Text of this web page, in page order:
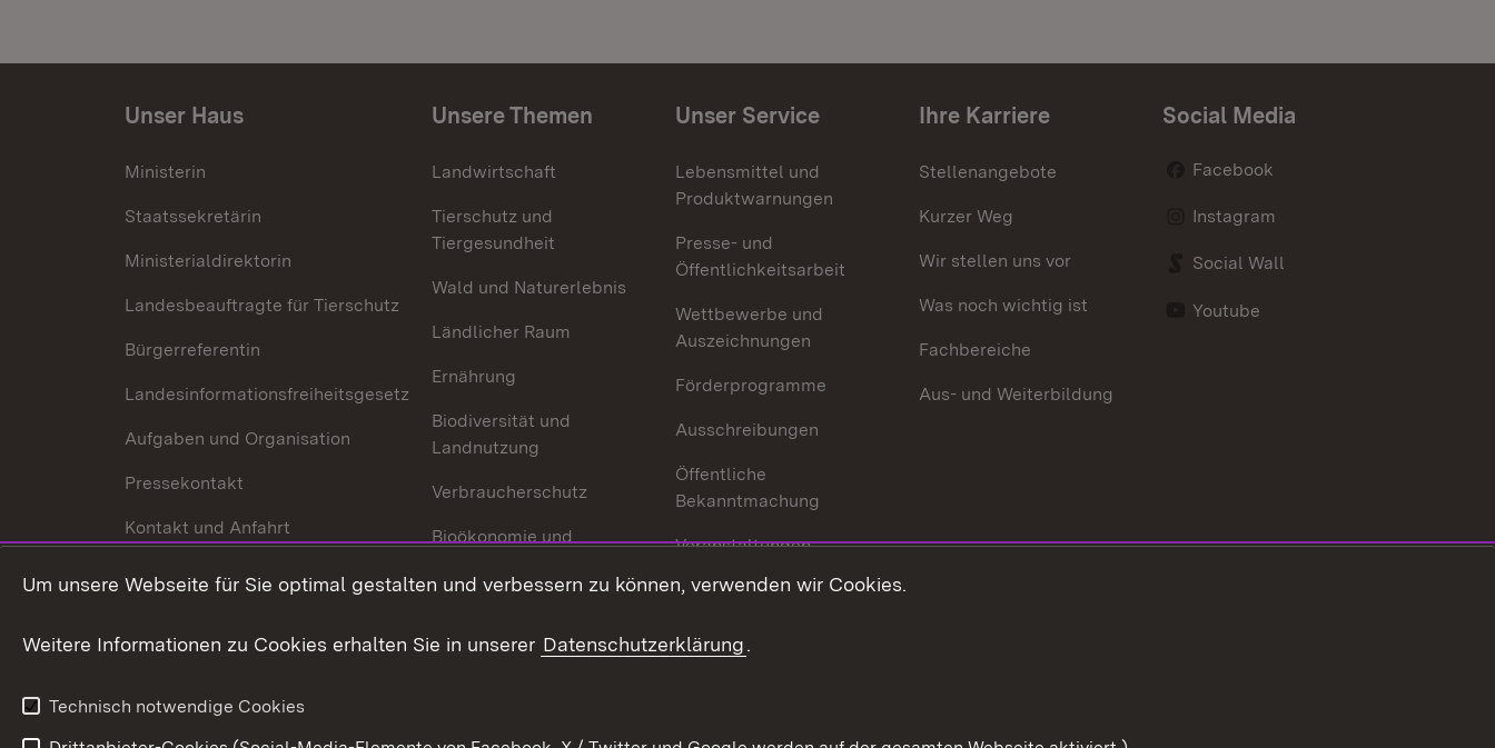
Unser Haus
Ministerin
Staatssekretärin
Ministerialdirektorin
Landesbeauftragte für Tierschutz
Bürgerreferentin
Landesinformationsfreiheitsgesetz
Aufgaben und Organisation
Pressekontakt
Kontakt und Anfahrt
Unsere Themen
Landwirtschaft
Tierschutz und
Tiergesundheit
Wald und Naturerlebnis
Ländlicher Raum
Ernährung
Biodiversität und
Landnutzung
Verbraucherschutz
Bioökonomie und
Unser Service
Lebensmittel und
Produktwarnungen
Presse- und
Öffentlichkeitsarbeit
Wettbewerbe und
Auszeichnungen
Förderprogramme
Ausschreibungen
Öffentliche
Bekanntmachung
Veranstaltungen
Mediathek
Publikationen
Ihre Karriere
Stellenangebote
Kurzer Weg
Wir stellen uns vor
Was noch wichtig ist
Fachbereiche
Aus- und Weiterbildung
Social Media
Facebook
Instagram
Social Wall
Youtube
Um unsere Webseite für Sie optimal gestalten und verbessern zu können, verwenden wir Cookies.
Weitere Informationen zu Cookies erhalten Sie in unserer Datenschutzerklärung.
Technisch notwendige Cookies